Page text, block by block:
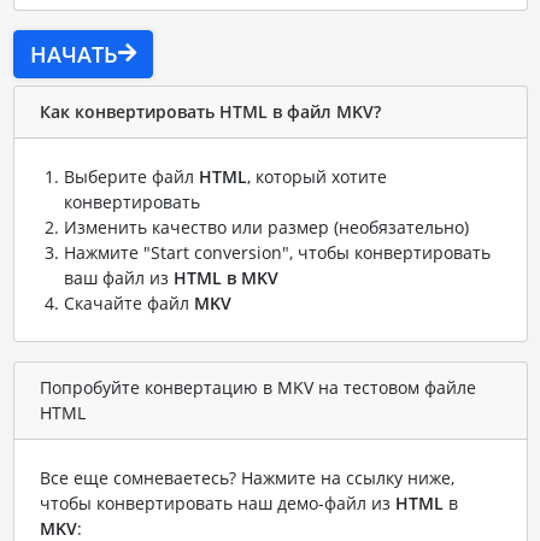
НАЧАТЬ
Как конвертировать HTML в файл MKV?
Выберите файл HTML, который хотите
конвертировать
Изменить качество или размер (необязательно)
Нажмите "Start conversion", чтобы конвертировать
ваш файл из HTML в MKV
Скачайте файл MKV
Попробуйте конвертацию в MKV на тестовом файле
HTML
Все еще сомневаетесь? Нажмите на ссылку ниже,
чтобы конвертировать наш демо-файл из HTMLв
MKV: